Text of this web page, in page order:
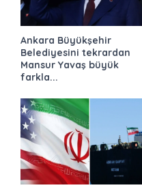
Ankara Büyükşehir
Belediyesini tekrardan
Mansur Yavaş büyük
farkla...